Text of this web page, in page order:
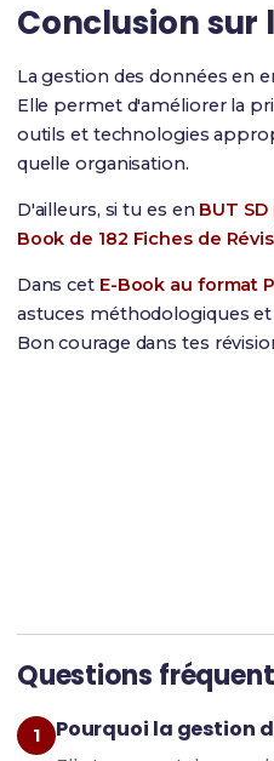
Conclusion sur
La gestion des données en
Elle permet d'améliorer la
outils et technologies
quelle organisation.
D'ailleurs, si tu es en BUT
Book de 182 Fiches de
Dans cet E-Book au format
astuces méthodologiques
Bon courage dans tes
Questions
Pourquoi la gestion